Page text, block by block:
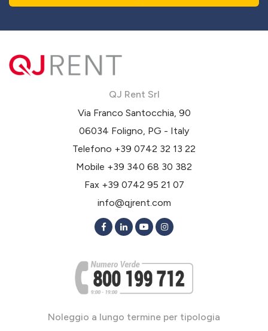
QJ Rent Srl
Via Franco Santocchia, 90
06034 Foligno, PG - Italy
Telefono +39 0742 32 13 22
Mobile +39 340 68 30 382
Fax +39 0742 95 21 07
info@qjrent.com
Noleggio a lungo termine per tipologia